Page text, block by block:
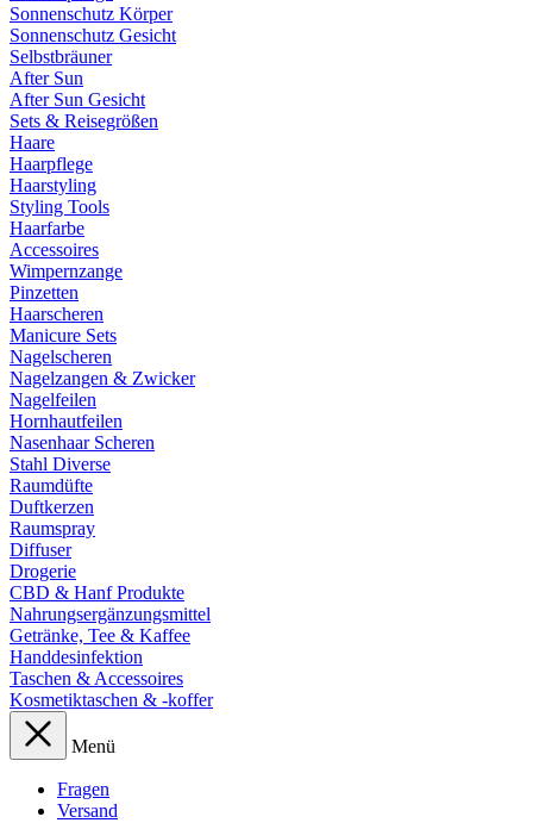
Sonnenschutz Körper
Sonnenschutz Gesicht
Selbstbräuner
After Sun
After Sun Gesicht
Sets & Reisegrößen
Haare
Haarpflege
Haarstyling
Styling Tools
Haarfarbe
Accessoires
Wimpernzange
Pinzetten
Haarscheren
Manicure Sets
Nagelscheren
Nagelzangen & Zwicker
Nagelfeilen
Hornhautfeilen
Nasenhaar Scheren
Stahl Diverse
Raumdüfte
Duftkerzen
Raumspray
Diffuser
Drogerie
CBD & Hanf Produkte
Nahrungsergänzungsmittel
Getränke, Tee & Kaffee
Handdesinfektion
Taschen & Accessoires
Kosmetiktaschen & -koffer
Menü
Fragen
Versand